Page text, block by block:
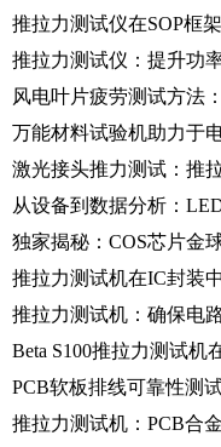
推拉力测试仪在SOP框
推拉力测试仪：提升功
风电叶片疲劳测试方法
万能材料试验机助力于
激光接头推力测试：推
从设备到数据分析：
推拉力测试机在IC封装
推拉力测试机：确保电
Beta S100推拉力测试机
PCB软板排线可靠性测
推拉力测试机：PCB合